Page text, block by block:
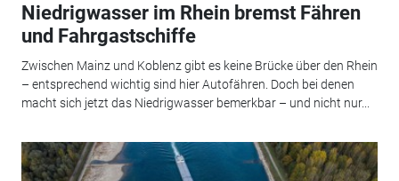
Niedrigwasser im Rhein bremst Fähren
und Fahrgastschiffe
Zwischen Mainz und Koblenz gibt es keine Brücke über den Rhein
– entsprechend wichtig sind hier Autofähren. Doch bei denen
macht sich jetzt das Niedrigwasser bemerkbar – und nicht nur...